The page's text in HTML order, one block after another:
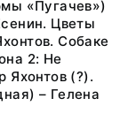
«Пугачев»)
Цветы
Собаке
2: Не
Яхонтов (?).
– Гелена